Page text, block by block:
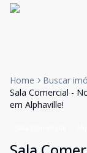
Home
Buscar
Sala Comercial -
em Alphaville!